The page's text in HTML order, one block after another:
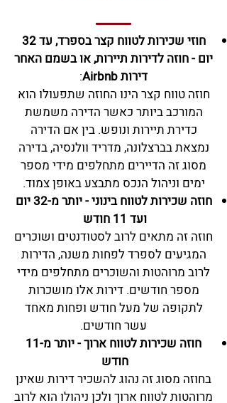
חוזי שכירות לטווח קצר בספרד, עד 32
יום - חוזה לדירות תיירות, או בשמם האחר
דירות Airbnb
:
חוזה טווח קצר הינו החוזה שתפעולו הוא
המורכב ביותר כאשר הדירה משמשת
כדירת תיירות ונופש. בין אם הדירה
נמצאתבברצלונה, מדריד וולנסיה, בדירה
מסוג זה הדיירים מתחלפים מידי מספר
ימים וניהול הנכס מתבצע באופן צמוד.
חוזה שכירות לטווח בינ
וני - יותר מ-32 יום
ועד 11 חודש
חוזה זה מתאים לרוב לסטודנטים ושוכרים
המגיעים לספרד לפחות משנה, הדירות
לרוב מרוהטות והשוכרים מתחלפים מידי
מספר חודשים. דירות אלו מושכרות
לתקופה של מעל חודש ופחות מאחד
עשר חודשים.
חוזה שכירות לטווח ארוך - יותר מ-11
חודש
בחוזה מסוג זה נהוג להשכיר דירות שאינן
מרוהטות לטווח ארוך ולכן ניהולו הוא לרוב